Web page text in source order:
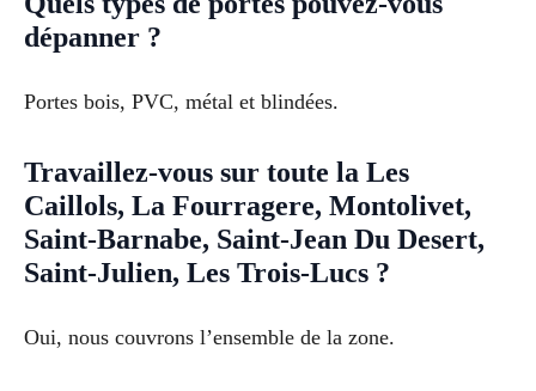
dépanner ?
Portes bois, PVC, métal et blindées.
Travaillez-vous sur toute la Les
Caillols, La Fourragere, Montolivet,
Saint-Barnabe, Saint-Jean Du Desert,
Saint-Julien, Les Trois-Lucs ?
Oui, nous couvrons l’ensemble de la zone.